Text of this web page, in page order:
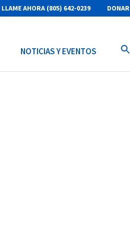
LLAME AHORA (805) 642-0239 DONAR
NOTICIAS Y EVENTOS